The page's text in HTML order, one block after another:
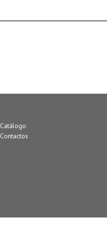
Catálogo
Contactos